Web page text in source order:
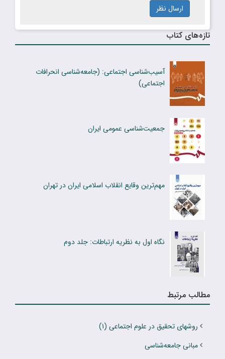
ارسال نظر
تازه‌های کتاب
آسیب‌شناسی اجتماعی: (جامعه‌شناسی انحرافات
اجتماعی)
جمعیت‌شناسی عمومی ایران
مهم‌‎ترین وقایع انقلاب اسلامی ایران در تهران
نگاه اول به نظریه ارتباطات: جلد دوم
مطالب مرتبط
روشهای تحقیق در علوم اجتماعی (۱)
مبانی جامعه‌شناسی